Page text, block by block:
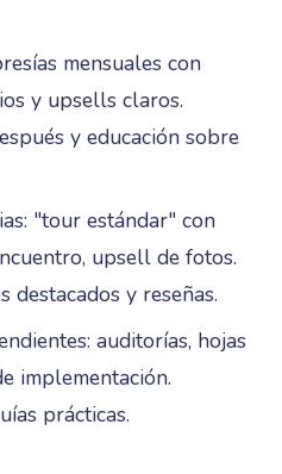
mensuales con
y upsells claros.
y educación sobre
"tour estándar" con
upsell de fotos.
destacados y reseñas.
auditorías, hojas
implementación.
prácticas.